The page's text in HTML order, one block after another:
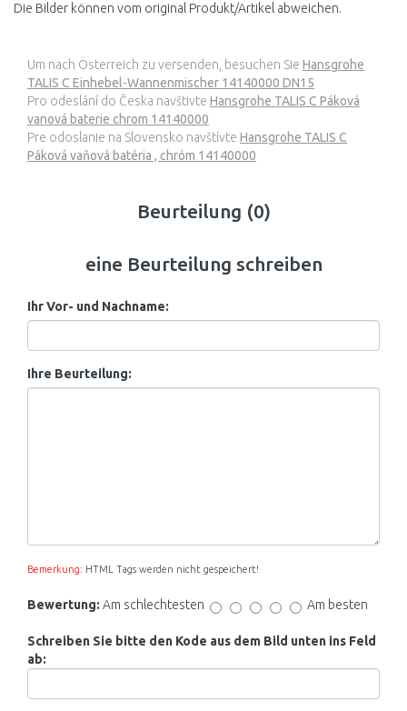
Die Bilder können vom original Produkt/Artikel abweichen.
Um nach Österreich zu versenden, besuchen Sie Hansgrohe
TALIS C Einhebel-Wannenmischer 14140000 DN15
Pro odeslání do Česka navštivte Hansgrohe TALIS C Páková
vanová baterie chrom 14140000
Pre odoslanie na Slovensko navštívte Hansgrohe TALIS C
Páková vaňová batéria , chróm 14140000
Beurteilung (0)
eine Beurteilung schreiben
Ihr Vor- und Nachname:
Ihre Beurteilung:
Bemerkung: HTML Tags werden nicht gespeichert!
Bewertung: Am schlechtesten Am besten
Schreiben Sie bitte den Kode aus dem Bild unten ins Feld
ab: